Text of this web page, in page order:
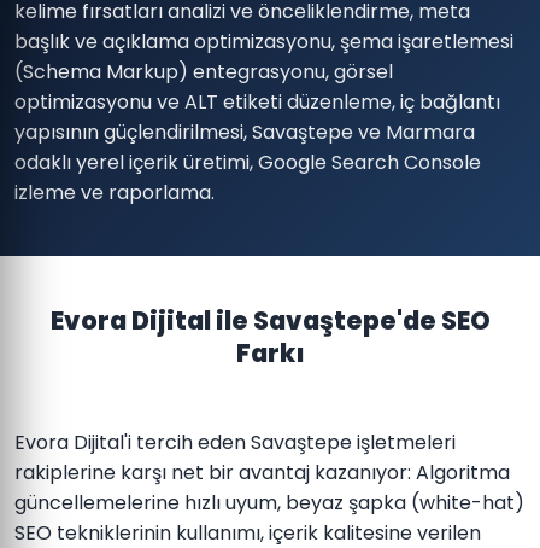
kelime fırsatları analizi ve önceliklendirme, meta
başlık ve açıklama optimizasyonu, şema işaretlemesi
(Schema Markup) entegrasyonu, görsel
optimizasyonu ve ALT etiketi düzenleme, iç bağlantı
yapısının güçlendirilmesi, Savaştepe ve Marmara
odaklı yerel içerik üretimi, Google Search Console
izleme ve raporlama.
Evora Dijital ile Savaştepe'de SEO
Farkı
Evora Dijital'i tercih eden Savaştepe işletmeleri
rakiplerine karşı net bir avantaj kazanıyor: Algoritma
güncellemelerine hızlı uyum, beyaz şapka (white-hat)
SEO tekniklerinin kullanımı, içerik kalitesine verilen